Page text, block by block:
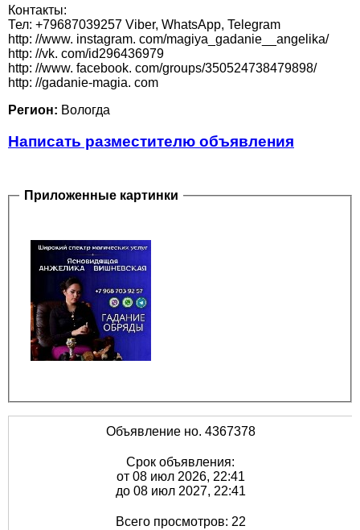
Контакты:
Тел: +79687039257 Viber, WhatsApp, Telegram
http: //www. instagram. com/magiya_gadanie__angelika/
http: //vk. com/id296436979
http: //www. facebook. com/groups/350524738479898/
http: //gadanie-magia. com
Регион: Вологда
Написать разместителю объявления
Приложенные картинки
Объявление но. 4367378
Срок объявления:
от 08 июл 2026, 22:41
до 08 июл 2027, 22:41
Всего просмотров: 22